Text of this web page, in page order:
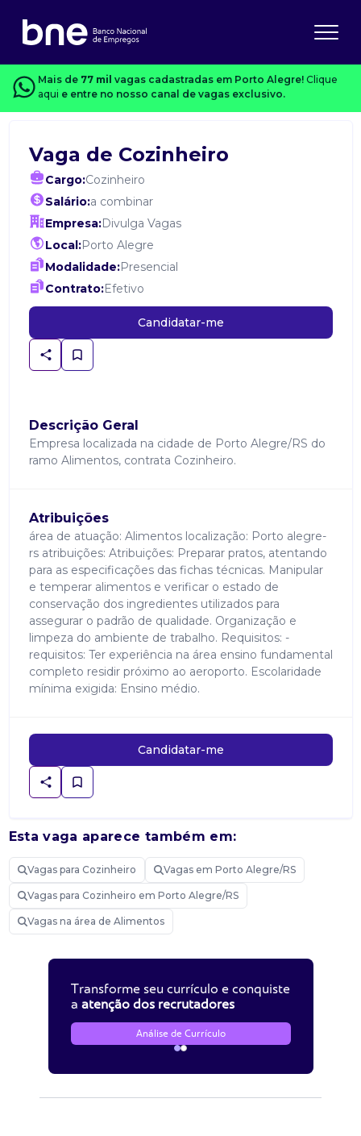
Mais de 77 mil vagas cadastradas em Porto Alegre! Clique
aqui e entre no nosso canal de vagas exclusivo.
Vaga de Cozinheiro
Cargo:Cozinheiro
Salário:a combinar
Empresa:Divulga Vagas
Local:Porto Alegre
Modalidade:Presencial
Contrato:Efetivo
Candidatar-me
Descrição Geral
Empresa localizada na cidade de Porto Alegre/RS do
ramo Alimentos, contrata Cozinheiro.
Atribuições
área de atuação: Alimentos localização: Porto alegre-
rs atribuições: Atribuições: Preparar pratos, atentando
para as especificações das fichas técnicas. Manipular
e temperar alimentos e verificar o estado de
conservação dos ingredientes utilizados para
assegurar o padrão de qualidade. Organização e
limpeza do ambiente de trabalho. Requisitos: -
requisitos: Ter experiência na área ensino fundamental
completo residir próximo ao aeroporto. Escolaridade
mínima exigida: Ensino médio.
Candidatar-me
Esta vaga aparece também em:
Vagas para Cozinheiro Vagas em Porto Alegre/RS
Vagas para Cozinheiro em Porto Alegre/RS
Vagas na área de Alimentos
Transforme seu currículo e conquiste
a atenção dos recrutadores
Análise de Currículo